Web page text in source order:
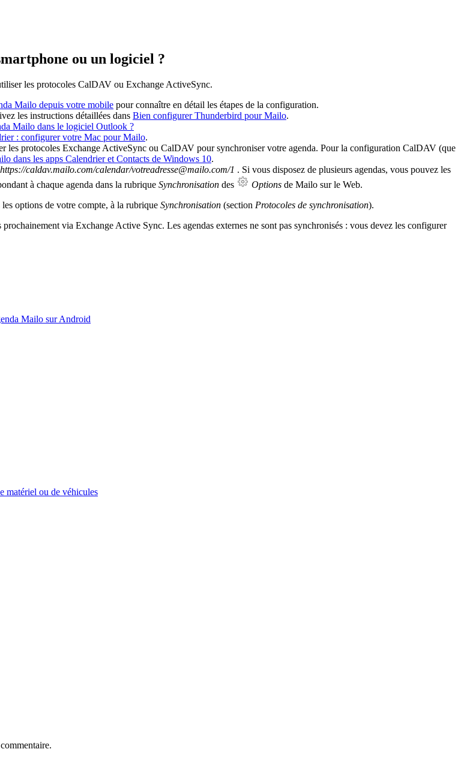
ou un logiciel ?
les protocoles CalDAV ou Exchange ActiveSync.
Mailo depuis votre mobile pour connaître en détail les étapes de la configuration.
les instructions détaillées dans Bien configurer Thunderbird pour Mailo.
Mailo dans le logiciel Outlook ?
: configurer votre Mac pour Mailo.
les protocoles Exchange ActiveSync ou CalDAV pour synchroniser votre agenda. Pour la configuration CalDAV (que
dans les apps Calendrier et Contacts de Windows 10.
https://caldav.mailo.com/calendar/votreadresse@mailo.com/1 . Si vous disposez de plusieurs agendas, vous pouvez les
à chaque agenda dans la rubrique Synchronisation des Options de Mailo sur le Web.
options de votre compte, à la rubrique Synchronisation (section Protocoles de synchronisation).
via Exchange Active Sync. Les agendas externes ne sont pas synchronisés : vous devez les configurer
Mailo sur Android
matériel ou de véhicules